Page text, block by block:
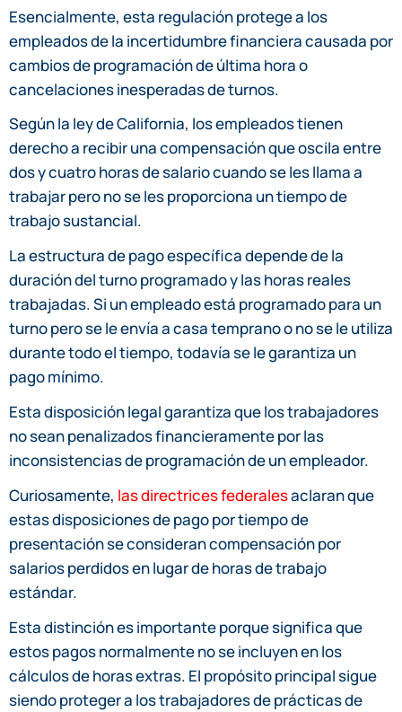
Esencialmente, esta regulación protege a los
empleados de la incertidumbre financiera causada por
cambios de programación de última hora o
cancelaciones inesperadas de turnos.
Según la ley de California, los empleados tienen
derecho a recibir una compensación que oscila entre
dos y cuatro horas de salario cuando se les llama a
trabajar pero no se les proporciona un tiempo de
trabajo sustancial.
La estructura de pago específica depende de la
duración del turno programado y las horas reales
trabajadas. Si un empleado está programado para un
turno pero se le envía a casa temprano o no se le utiliza
durante todo el tiempo, todavía se le garantiza un
pago mínimo.
Esta disposición legal garantiza que los trabajadores
no sean penalizados financieramente por las
inconsistencias de programación de un empleador.
Curiosamente, las directrices federalesaclaran que
estas disposiciones de pago por tiempo de
presentación se consideran compensación por
salarios perdidos en lugar de horas de trabajo
estándar.
Esta distinción es importante porque significa que
estos pagos normalmente no se incluyen en los
cálculos de horas extras. El propósito principal sigue
siendo proteger a los trabajadores de prácticas de